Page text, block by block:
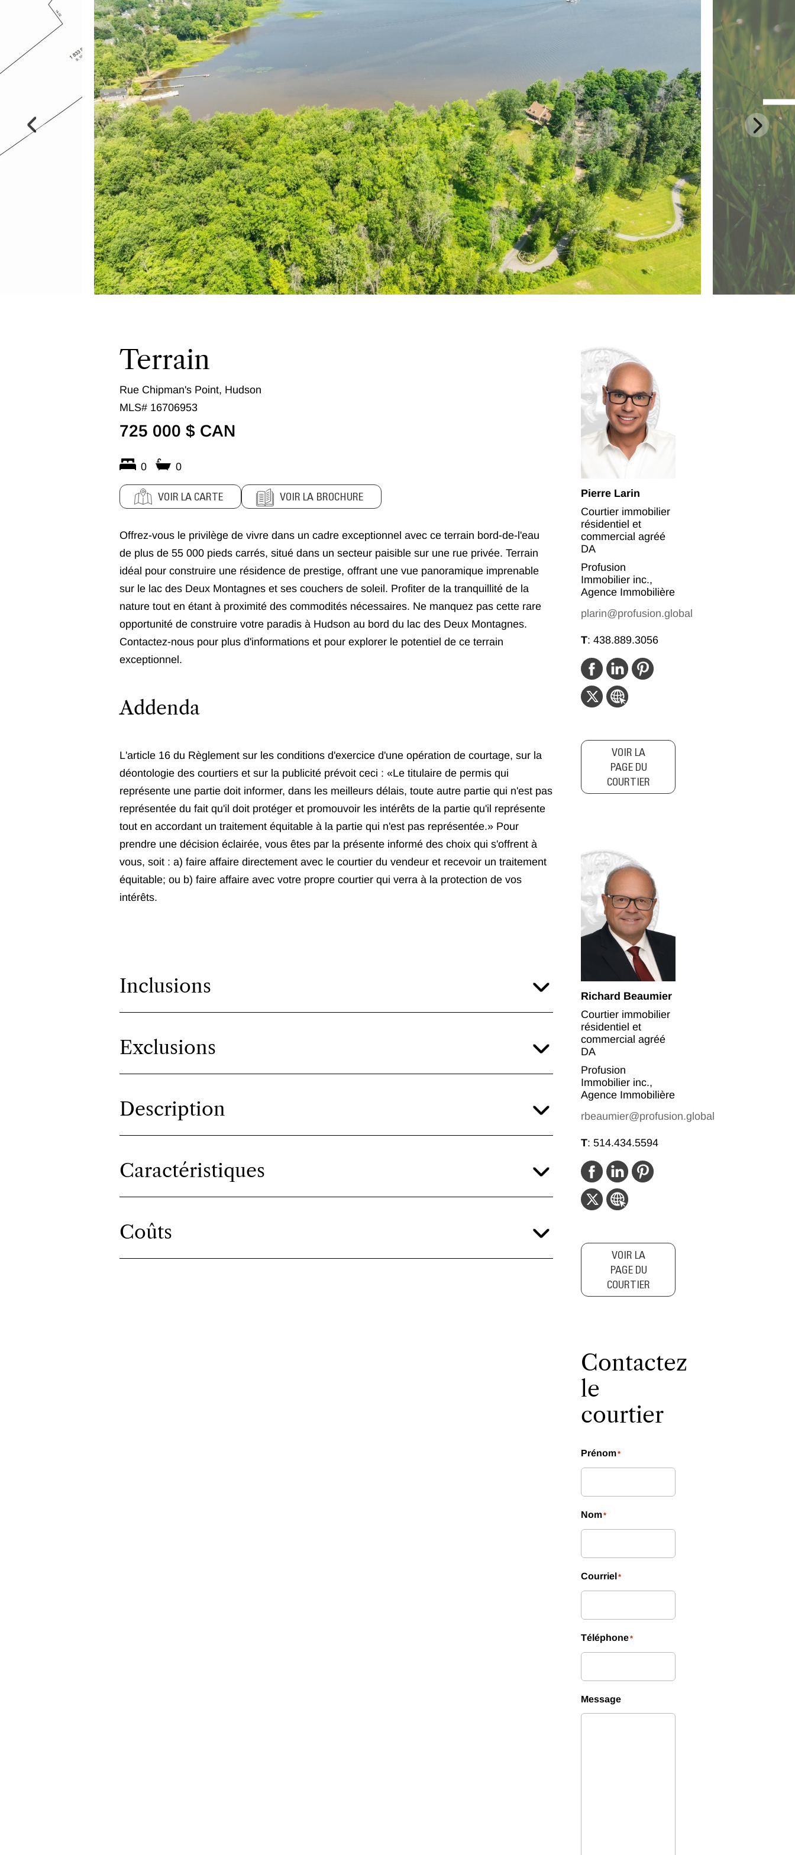
Terrain
Rue Chipman's Point, Hudson
MLS# 16706953
725 000 $ CAN
0 0
VOIR LA CARTE VOIR LA BROCHURE
Offrez-vous le privilège de vivre dans un cadre exceptionnel avec ce terrain bord-de-l'eau
de plus de 55 000 pieds carrés, situé dans un secteur paisible sur une rue privée. Terrain
idéal pour construire une résidence de prestige, offrant une vue panoramique imprenable
sur le lac des Deux Montagnes et ses couchers de soleil. Profiter de la tranquillité de la
nature tout en étant à proximité des commodités nécessaires. Ne manquez pas cette rare
opportunité de construire votre paradis à Hudson au bord du lac des Deux Montagnes.
Contactez-nous pour plus d'informations et pour explorer le potentiel de ce terrain
exceptionnel.
Addenda
L'article 16 du Règlement sur les conditions d'exercice d'une opération de courtage, sur la
déontologie des courtiers et sur la publicité prévoit ceci : «Le titulaire de permis qui
représente une partie doit informer, dans les meilleurs délais, toute autre partie qui n'est pas
représentée du fait qu'il doit protéger et promouvoir les intérêts de la partie qu'il représente
tout en accordant un traitement équitable à la partie qui n'est pas représentée.» Pour
prendre une décision éclairée, vous êtes par la présente informé des choix qui s'offrent à
vous, soit : a) faire affaire directement avec le courtier du vendeur et recevoir un traitement
équitable; ou b) faire affaire avec votre propre courtier qui verra à la protection de vos
intérêts.
Inclusions
Exclusions
Description
Caractéristiques
Coûts
Pierre Larin
Courtier immobilier
résidentiel et
commercial agréé
DA
Profusion
Immobilier inc.,
Agence Immobilière
plarin@profusion.global
T:438.889.3056
VOIR LA
PAGE DU
COURTIER
Richard Beaumier
Courtier immobilier
résidentiel et
commercial agréé
DA
Profusion
Immobilier inc.,
Agence Immobilière
rbeaumier@profusion.global
T:514.434.5594
VOIR LA
PAGE DU
COURTIER
Contactez
le
courtier
Prénom*
Nom*
Courriel *
Téléphone*
Message